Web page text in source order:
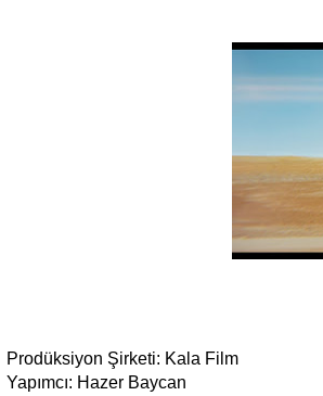
Prodüksiyon Şirketi: Kala Film
Yapımcı: Hazer Baycan